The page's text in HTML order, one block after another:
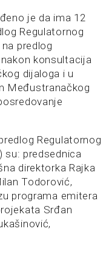
je da ima 12
Regulatornog
predlog
konsultacija
dijaloga i u
Međustranačkog
Regulatornog
su: predsednica
direktorka Rajka
Todorović,
programa emitera
Srđan